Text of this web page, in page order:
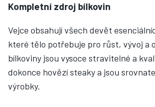
Kompletní zdroj bílkovin
Vejce obsahují všech devět
které tělo potřebuje pro růst, vývoj a
bílkoviny jsou vysoce stravitelné a
dokonce hovězí steaky a jsou
výrobky.